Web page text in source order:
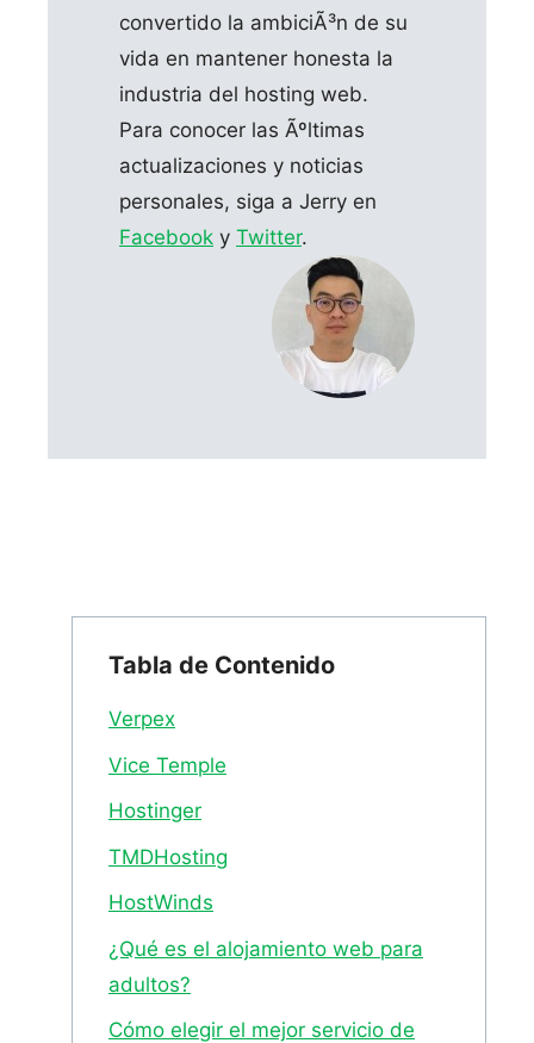
convertido la ambiciÃ³n de su
vida en mantener honesta la
industria del hosting web.
Para conocer las Ãºltimas
actualizaciones y noticias
personales, siga a Jerry en
Facebook y Twitter.
Tabla de Contenido
Verpex
Vice Temple
Hostinger
TMDHosting
HostWinds
¿Qué es el alojamiento web para
adultos?
Cómo elegir el mejor servicio de